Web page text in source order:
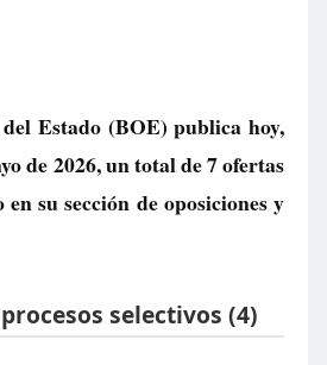
Estado (BOE) publica hoy,
de 2026, un total de7 ofertas
en su sección de oposiciones y
selectivos (4)